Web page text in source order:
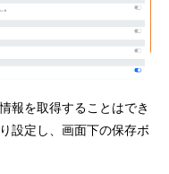
報を取得することはでき
設定し、画面下の保存ボ